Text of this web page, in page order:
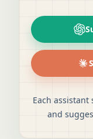
Each
and